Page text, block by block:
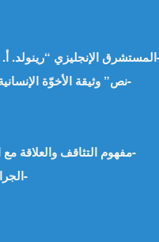
الإسلامية. أ. د. وجيه يعقوب السيد -مصر-
نص” وثيقة الأخوّة الإنسانية من أجل السلام العالمي والعيش معا”على درب الديانة الابراهيمية . أ.د نورة بوحناش – الجزائر-
مفهوم التثاقف والعلاقة مع الآخر الثقافي والحضاري عند الدكتور “عبد الحميد أبو سليمان”. د.صالح محمد النصيرات -الأردن-
الجرائم الإلكترونية والشريعة الإسلامية : تحليل للمفاهيم والتطبيقات – أ.م.د محمد فهمي رشاد -مصر-